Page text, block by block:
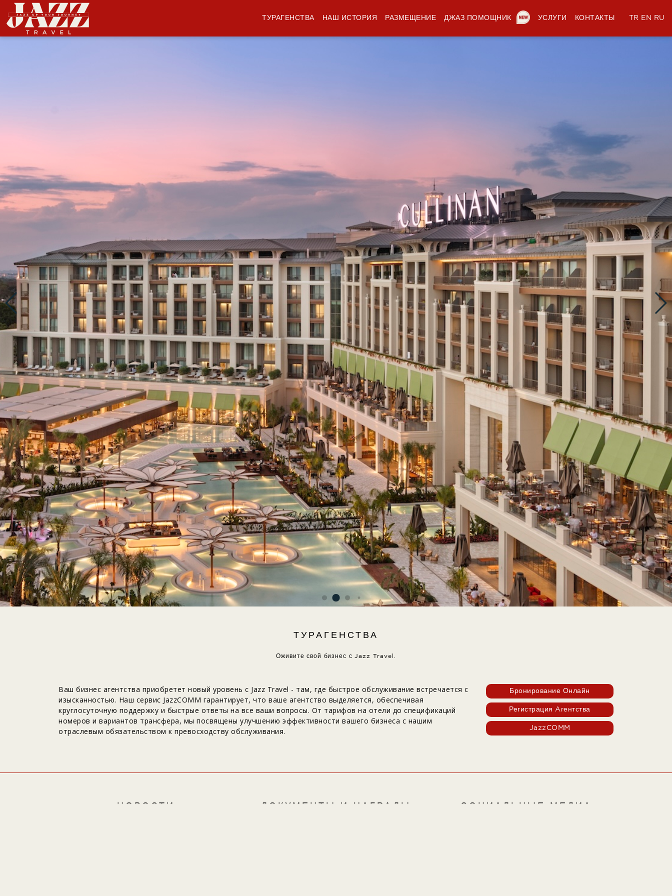
TR EN RU
ТУРАГЕНСТВА НАШ ИСТОРИЯ РАЗМЕЩЕНИЕ ДЖАЗ ПОМОЩНИК УСЛУГИ КОНТАКТЫ
ТУРАГЕНСТВА
Оживите свой бизнес с Jazz Travel.
Ваш бизнес агентства приобретет новый уровень с Jazz Travel - там, где быстрое обслуживание встречается с
изысканностью. Наш сервис JazzCOMM гарантирует, что ваше агентство выделяется, обеспечивая
круглосуточную поддержку и быстрые ответы на все ваши вопросы. От тарифов на отели до спецификаций
номеров и вариантов трансфера, мы посвящены улучшению эффективности вашего бизнеса с нашим
отраслевым обязательством к превосходству обслуживания.
Бронирование Онлайн
Регистрация Aгентства
JazzCOMM
НОВОСТИ ДОКУМЕНТЫ И НАГРАДЫ СОЦИАЛЬНЫЕ МЕДИА